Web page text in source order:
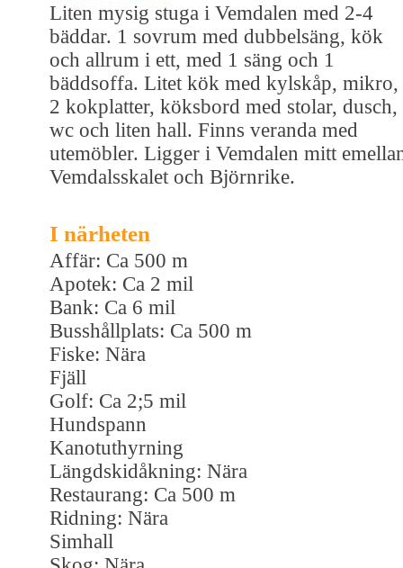
Liten mysig stuga i Vemdalen med 2-4
bäddar. 1 sovrum med dubbelsäng, kök
och allrum i ett, med 1 säng och 1
bäddsoffa. Litet kök med kylskåp, mikro,
2 kokplatter, köksbord med stolar, dusch,
wc och liten hall. Finns veranda med
utemöbler. Ligger i Vemdalen mitt
Vemdalsskalet och Björnrike.
I närheten
Affär: Ca 500 m
Apotek: Ca 2 mil
Bank: Ca 6 mil
Busshållplats: Ca 500 m
Fiske: Nära
Fjäll
Golf: Ca 2;5 mil
Hundspann
Kanotuthyrning
Längdskidåkning: Nära
Restaurang: Ca 500 m
Ridning: Nära
Simhall